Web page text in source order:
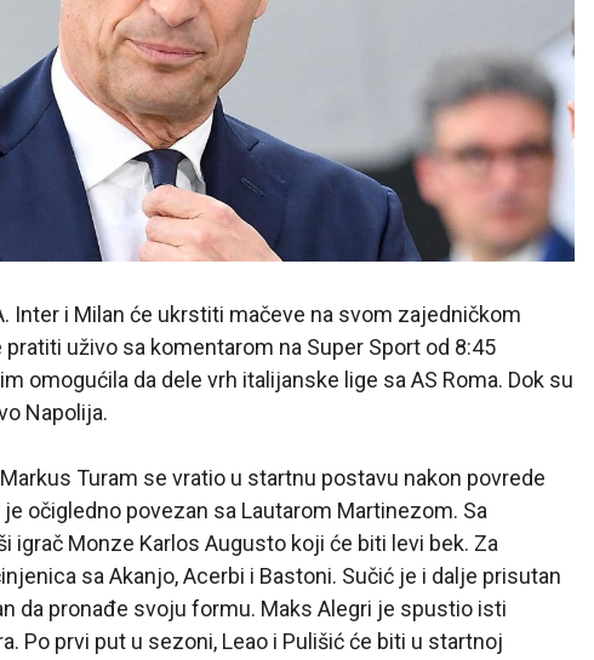
Inter i Milan će ukrstiti mačeve na svom zajedničkom
uživo sa komentarom na Super Sport od 8:45
omogućila da dele vrh italijanske lige sa AS Roma. Dok su
Napolija.
Turam se vratio u startnu postavu nakon povrede
očigledno povezan sa Lautarom Martinezom. Sa
igrač Monze Karlos Augusto koji će biti levi bek. Za
sa Akanjo, Acerbi i Bastoni. Sučić je i dalje prisutan
da pronađe svoju formu. Maks Alegri je spustio isti
Po prvi put u sezoni, Leao i Pulišić će biti u startnoj